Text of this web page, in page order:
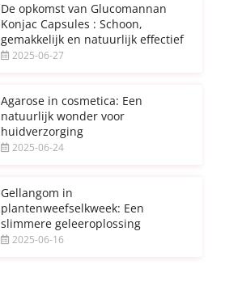
De opkomst van Glucomannan
Konjac Capsules : Schoon,
gemakkelijk en natuurlijk effectief
2025-06-27
Agarose in cosmetica: Een
natuurlijk wonder voor
huidverzorging
2025-06-24
Gellangom in
plantenweefselkweek: Een
slimmere geleeroplossing
2025-06-16